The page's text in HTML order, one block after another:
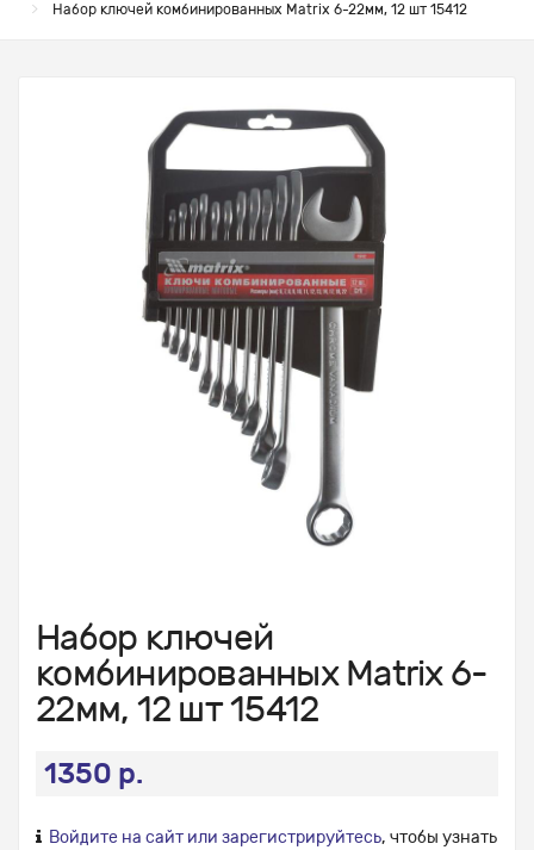
Набор ключей комбинированных Matrix 6-22мм, 12 шт 15412
Набор ключей
комбинированных Matrix 6-
22мм, 12 шт 15412
1350 р.
Войдите на сайт или зарегистрируйтесь, чтобы узнать